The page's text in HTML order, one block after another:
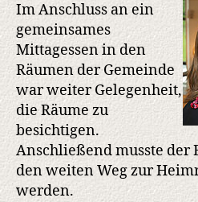
Im Anschluss an ein
gemeinsames
Mittagessen in den
Räumen der Gemeinde
war weiter Gelegenheit,
die Räume zu
besichtigen.
Anschließend musste der
den weiten Weg zur
werden.